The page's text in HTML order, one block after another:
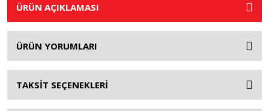
ÜRÜN AÇIKLAMASI
ÜRÜN YORUMLARI
TAKSİT SEÇENEKLERİ